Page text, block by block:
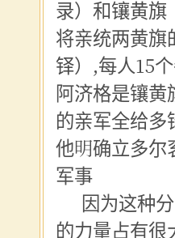
录）和镶黄旗
将亲统两黄旗
铎）,每人15
阿济格是镶黄
的亲军全给多
他明确立多尔
军事
因为这种
的力量占有很